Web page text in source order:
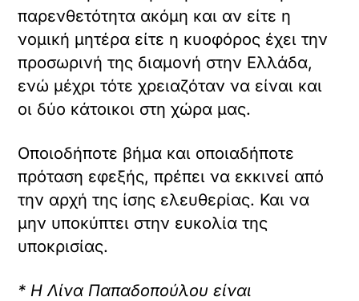
παρενθετότητα ακόμη και αν είτε η
νομική μητέρα είτε η κυοφόρος έχει την
προσωρινή της διαμονή στην Ελλάδα,
ενώ μέχρι τότε χρειαζόταν να είναι και
οι δύο κάτοικοι στη χώρα μας.
Οποιοδήποτε βήμα και οποιαδήποτε
πρόταση εφεξής, πρέπει να εκκινεί από
την αρχή της ίσης ελευθερίας. Και να
μην υποκύπτει στην ευκολία της
υποκρισίας.
* Η Λίνα Παπαδοπούλου είναι